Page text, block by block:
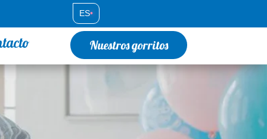
ES•
Nuestros gorritos